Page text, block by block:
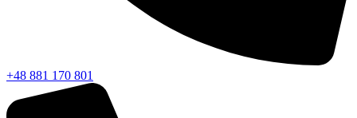
+48 881 170 801